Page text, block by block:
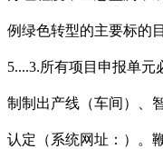
例绿色转型的主要标的
5....3.所有项目申报单
制制出产线（车间）、
认定（系统网址：）。